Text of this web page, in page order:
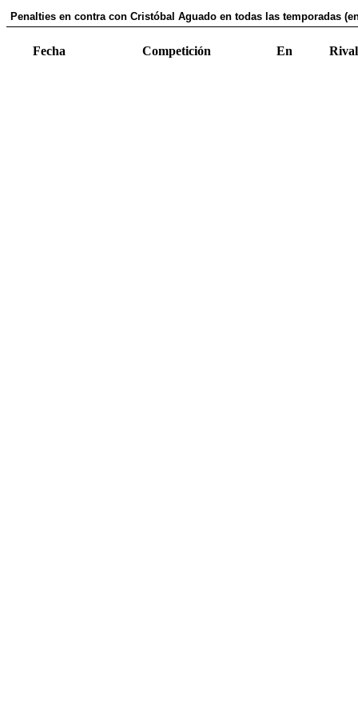
Penalties en contra con Cristóbal Aguado en todas las temporadas
Fecha Competición En Rival